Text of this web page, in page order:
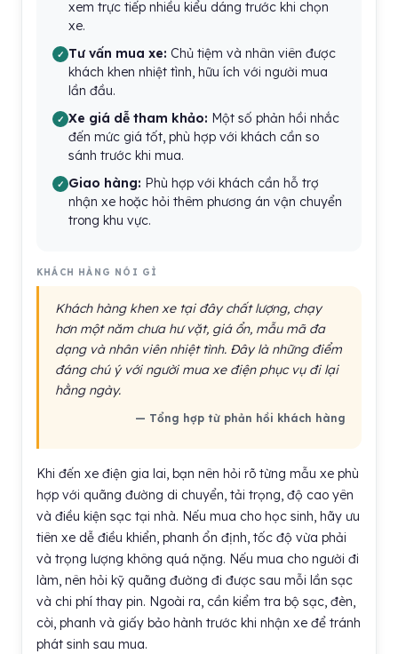
xem trực tiếp nhiều kiểu dáng trước khi chọn
xe.
Tư vấn mua xe: Chủ tiệm và nhân viên được
khách khen nhiệt tình, hữu ích với người mua
lần đầu.
Xe giá dễ tham khảo: Một số phản hồi nhắc
đến mức giá tốt, phù hợp với khách cần so
sánh trước khi mua.
Giao hàng: Phù hợp với khách cần hỗ trợ
nhận xe hoặc hỏi thêm phương án vận chuyển
trong khu vực.
KHÁCH HÀNG NÓI GÌ
Khách hàng khen xe tại đây chất lượng, chạy
hơn một năm chưa hư vặt, giá ổn, mẫu mã đa
dạng và nhân viên nhiệt tình. Đây là những điểm
đáng chú ý với người mua xe điện phục vụ đi lại
hằng ngày.
— Tổng hợp từ phản hồi khách hàng
Khi đến xe điện gia lai, bạn nên hỏi rõ từng mẫu xe phù
hợp với quãng đường di chuyển, tải trọng, độ cao yên
và điều kiện sạc tại nhà. Nếu mua cho học sinh, hãy ưu
tiên xe dễ điều khiển, phanh ổn định, tốc độ vừa phải
và trọng lượng không quá nặng. Nếu mua cho người đi
làm, nên hỏi kỹ quãng đường đi được sau mỗi lần sạc
và chi phí thay pin. Ngoài ra, cần kiểm tra bộ sạc, đèn,
còi, phanh và giấy bảo hành trước khi nhận xe để tránh
phát sinh sau mua.